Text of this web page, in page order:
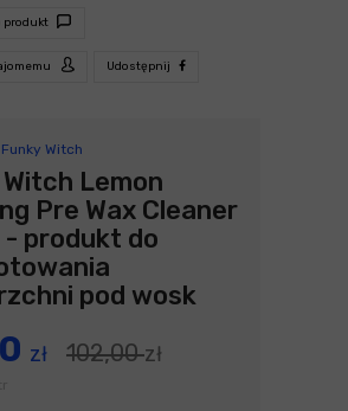
produkt
Udostępnij
Funky Witch
Lemon
Pre Wax Cleaner
- produkt do
pod wosk
zł 102,00zł